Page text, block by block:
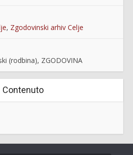
, Zgodovinski arhiv Celje
(rodbina), ZGODOVINA
Contenuto